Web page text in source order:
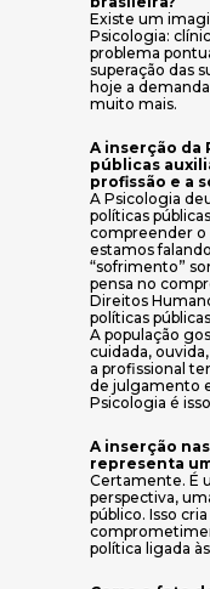
Existe um
Psicologia:
problema
superação das
hoje a
muito mais.
A inserção da
públicas
profissão e a
A Psicologia
políticas
compreender o
estamos
“sofrimento”
pensa no
Direitos
políticas
A população
cuidada,
a profissional
de julgamento
Psicologia é
A inserção
representa
Certamente. É
perspectiva,
público. Isso
política ligada